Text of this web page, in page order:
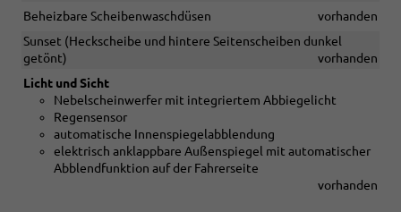
Beheizbare Scheibenwaschdüsen
vorhanden
Sunset (Heckscheibe und hintere Seitenscheiben dunkel
getönt)
vorhanden
Licht und Sicht
Nebelscheinwerfer mit integriertem Abbiegelicht
Regensensor
automatische Innenspiegelabblendung
elektrisch anklappbare Außenspiegel mit automatischer
Abblendfunktion auf der Fahrerseite
vorhanden